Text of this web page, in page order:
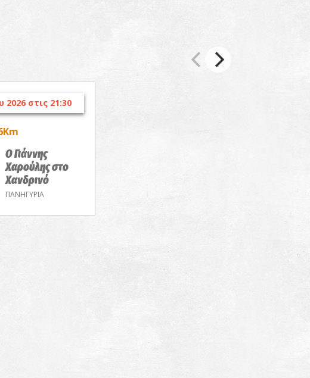
2026 στις 21:30
Ο Γιάννης
Χαρούλης στο
Χανδρινό
ΠΑΝΗΓΥΡΙΑ